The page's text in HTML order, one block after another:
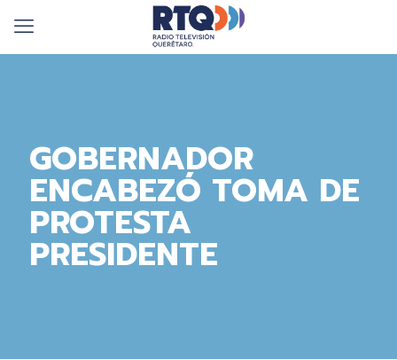
GOBERNADOR
ENCABEZÓ TOMA DE
PROTESTA
PRESIDENTE